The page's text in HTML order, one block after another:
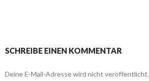
SCHREIBE EINEN KOMMENTAR
Deine E-Mail-Adresse wird nicht veröffentlicht.